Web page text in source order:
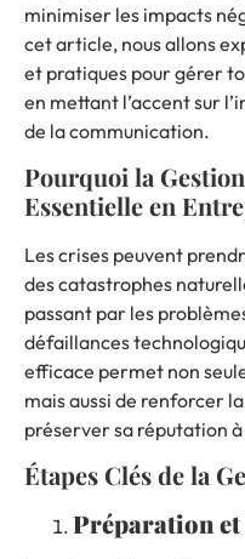
minimiser les impacts
cet article, nous allons
et pratiques pour gérer
en mettant l’accent sur
de la communication.
Pourquoi la
Essentielle en
Les crises peuvent
des catastrophes
passant par les
défaillances
efficace permet non
mais aussi de renforcer
préserver sa réputation
Étapes Clés de la
Préparation